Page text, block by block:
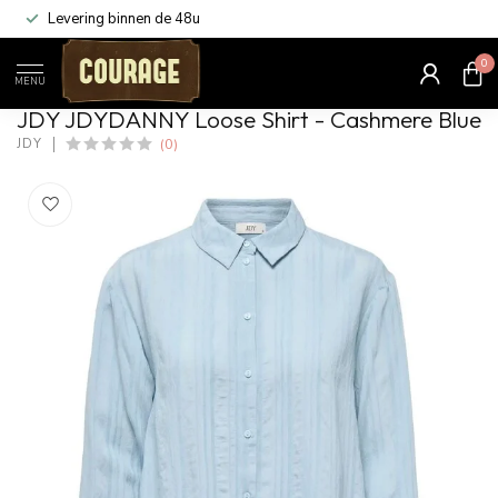
Levering binnen de 48u
MENU
0
Home JDYDANNY Loose Shirt - Cashmere Blue
JDY JDYDANNY Loose Shirt - Cashmere Blue
JDY (0)